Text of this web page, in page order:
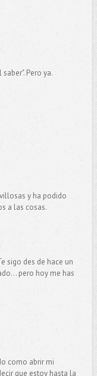
Pero ya.
y ha podido
a las cosas.
sigo des de hace un
pero hoy me has
como abrir mi
que estoy hasta la